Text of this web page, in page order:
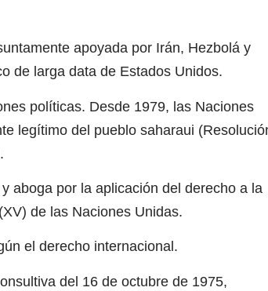
apoyada por Irán, Hezbolá y
de larga data de Estados Unidos.
políticas. Desde 1979, las Naciones
legítimo del pueblo saharaui
aboga por la aplicación del derecho a la
de las Naciones Unidas.
el derecho internacional.
del 16 de octubre de 1975,